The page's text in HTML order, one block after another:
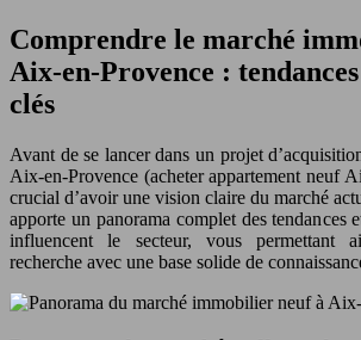
Comprendre le marché
Aix-en-Provence :
clés
Avant de se lancer dans un projet
Aix-en-Provence (acheter appartement neuf
crucial d’avoir une vision claire du marché
apporte un panorama complet des tendances
influencent le secteur, vous permettant
recherche avec une base solide de